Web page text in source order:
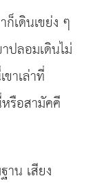
เดินเขย่ง ๆ
ปลอมเดินไม่
าเล่าที่
รือสามัคคี
น เสียง